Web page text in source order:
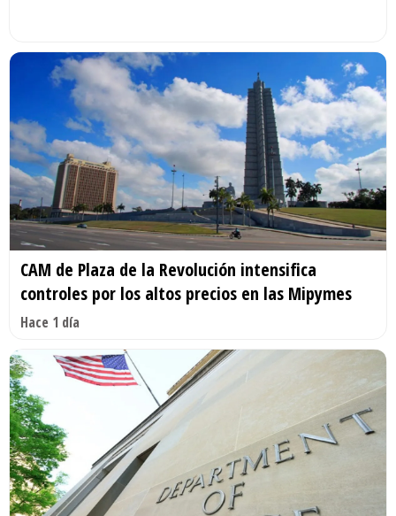
CAM de Plaza de la Revolución intensifica
controles por los altos precios en las Mipymes
Hace 1 día